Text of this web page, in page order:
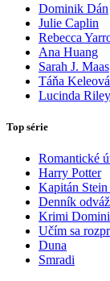
Dominik Dán
Julie Caplin
Rebecca
Ana Huang
Sarah J. Maas
Táňa
Lucinda Riley
Top série
Romantické
Harry Potter
Kapitán
Denník
Krimi
Učím sa
Duna
Smradi